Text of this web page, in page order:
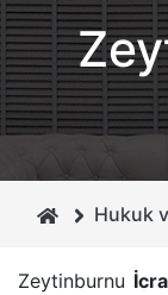
KURUCUMUZ
BILIŞIM
MIRAS
BOŞANMA
İCRA VE
BILIŞIM
CEZA
İHTIYATI
İSIM VE
Hukuk
Zeytinburnu